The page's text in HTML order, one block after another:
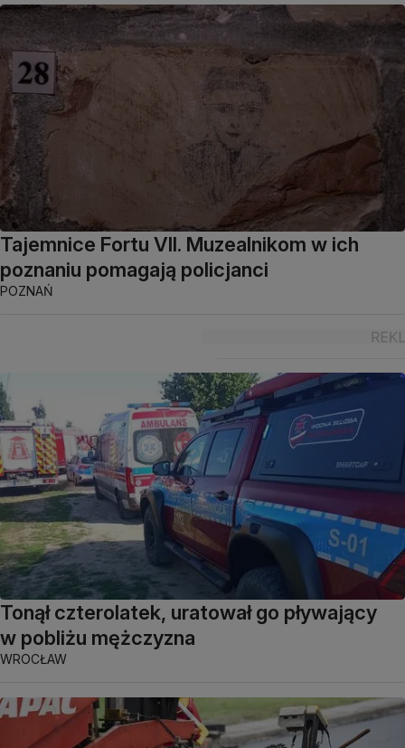
Tajemnice Fortu VII. Muzealnikom w ich
poznaniu pomagają policjanci
POZNAŃ
Tonął czterolatek, uratował go pływający
w pobliżu mężczyzna
WROCŁAW